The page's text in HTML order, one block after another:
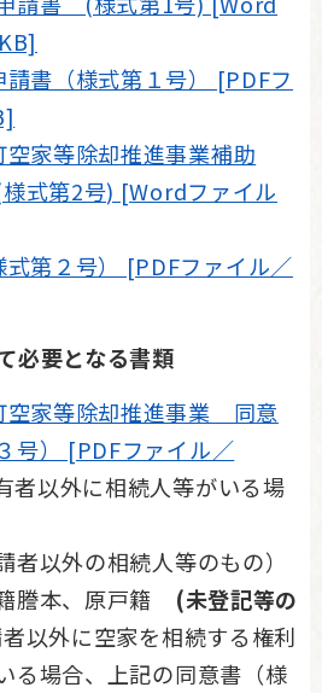
書（様式第１号） [PDFフ
空家等除却推進事業補助
第2号) [Wordファイル
式第２号） [PDFファイル／
必要となる書類
空家等除却推進事業 同意
） [PDFファイル／
者以外に相続人等がいる場
者以外の相続人等のもの）
謄本、原戸籍 (未登記等の
以外に空家を相続する権利
る場合、上記の同意書（様